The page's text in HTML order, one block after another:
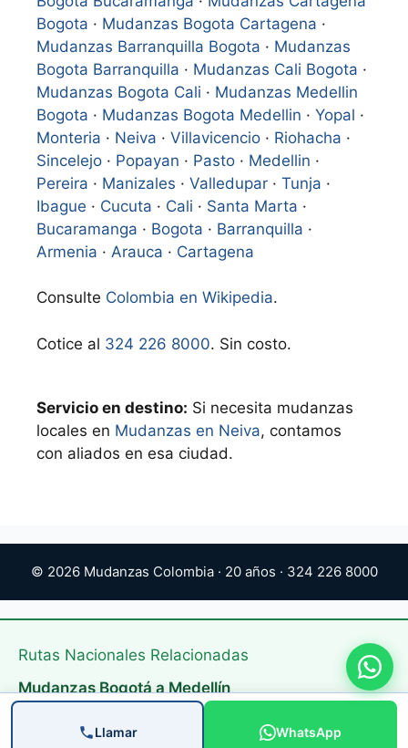
Llamar WhatsApp
Bogota · Mudanzas Bogota Cartagena ·
Mudanzas Barranquilla Bogota · Mudanzas
Bogota Barranquilla · Mudanzas Cali Bogota ·
Mudanzas Bogota Cali · Mudanzas Medellin
Bogota · Mudanzas Bogota Medellin · Yopal ·
Monteria · Neiva · Villavicencio · Riohacha ·
Sincelejo · Popayan · Pasto · Medellin ·
Pereira · Manizales · Valledupar · Tunja ·
Ibague · Cucuta · Cali · Santa Marta ·
Bucaramanga · Bogota · Barranquilla ·
Armenia · Arauca · Cartagena
Consulte Colombia en Wikipedia.
Cotice al 324 226 8000. Sin costo.
Servicio en destino: Si necesita mudanzas
locales en Mudanzas en Neiva, contamos
con aliados en esa ciudad.
© 2026 Mudanzas Colombia · 20 años · 324 226 8000
Rutas Nacionales Relacionadas
Mudanzas Bogotá a Medellín
Mudanzas Nacionales Colombia